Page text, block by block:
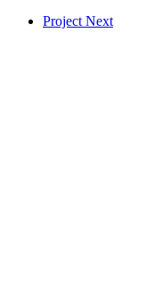
Project Next